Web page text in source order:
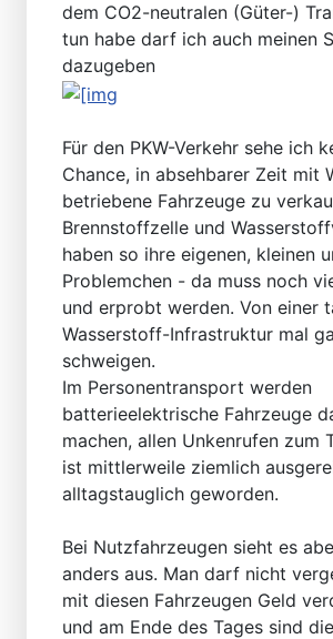
dem CO2-neutralen (Güter-)
tun habe darf ich auch meinen
dazugeben
Für den PKW-Verkehr sehe ich
Chance, in absehbarer Zeit mit
betriebene Fahrzeuge zu
Brennstoffzelle und
haben so ihre eigenen, kleinen
Problemchen - da muss noch
und erprobt werden. Von einer
Wasserstoff-Infrastruktur mal
schweigen.
Im Personentransport werden
batterieelektrische Fahrzeuge
machen, allen Unkenrufen zum
ist mittlerweile ziemlich
alltagstauglich geworden.
Bei Nutzfahrzeugen sieht es
anders aus. Man darf nicht
mit diesen Fahrzeugen Geld
und am Ende des Tages sind